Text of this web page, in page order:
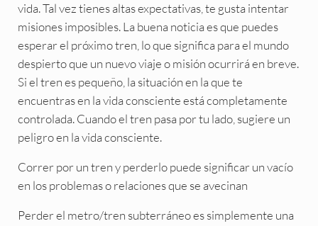
vida. Tal vez tienes altas expectativas, te gusta intentar
misiones imposibles. La buena noticia es que puedes
esperar el próximo tren, lo que significa para el mundo
despierto que un nuevo viaje o misión ocurrirá en breve.
Si el tren es pequeño, la situación en la que te
encuentras en la vida consciente está completamente
controlada. Cuando el tren pasa por tu lado, sugiere un
peligro en la vida consciente.
Correr por un tren y perderlo puede significar un vacío
en los problemas o relaciones que se avecinan
Perder el metro/tren subterráneo es simplemente una